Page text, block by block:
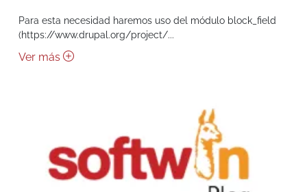
Para esta necesidad haremos uso del módulo block_field
(https://www.drupal.org/project/...
Ver más